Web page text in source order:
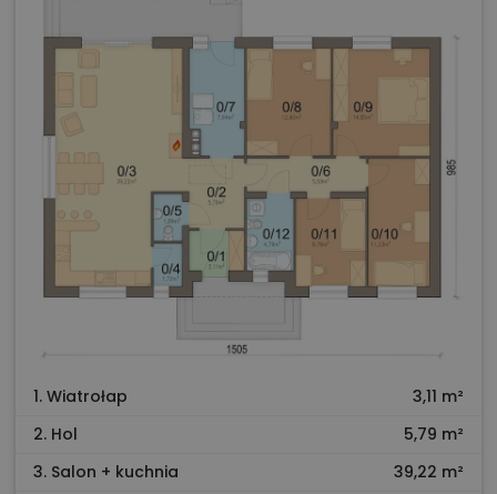
1. Wiatrołap
3,11 m²
2. Hol
5,79 m²
3. Salon + kuchnia
39,22 m²